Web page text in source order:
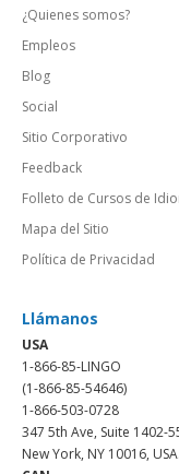
¿Quienes somos?
Empleos
Blog
Social
Sitio Corporativo
Feedback
Folleto de Cursos de
Mapa del Sitio
Política de Privacidad
Llámanos
USA
1-866-85-LINGO
(1-866-85-54646)
1-866-503-0728
347 5th Ave, Suite 1402-
New York, NY 10016, USA.